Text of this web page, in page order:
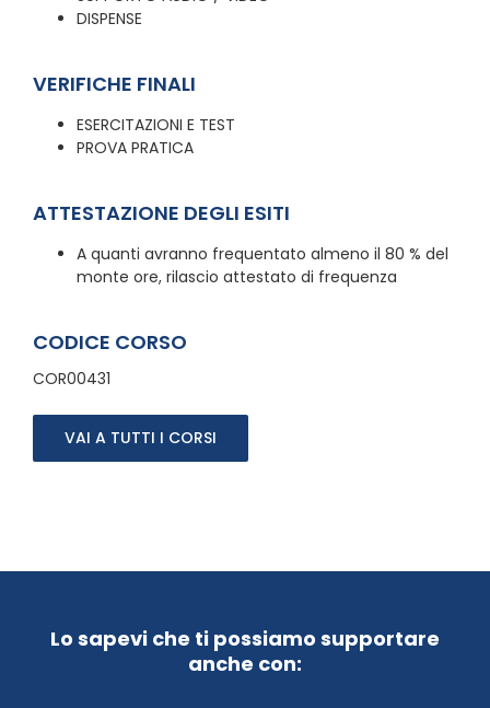
DISPENSE
VERIFICHE FINALI
ESERCITAZIONI E TEST
PROVA PRATICA
ATTESTAZIONE DEGLI ESITI
A quanti avranno frequentato almeno il 80 % del
monte ore, rilascio attestato di frequenza
CODICE CORSO
COR00431
VAI A TUTTI I CORSI
Lo sapevi che ti possiamo supportare
anche con: